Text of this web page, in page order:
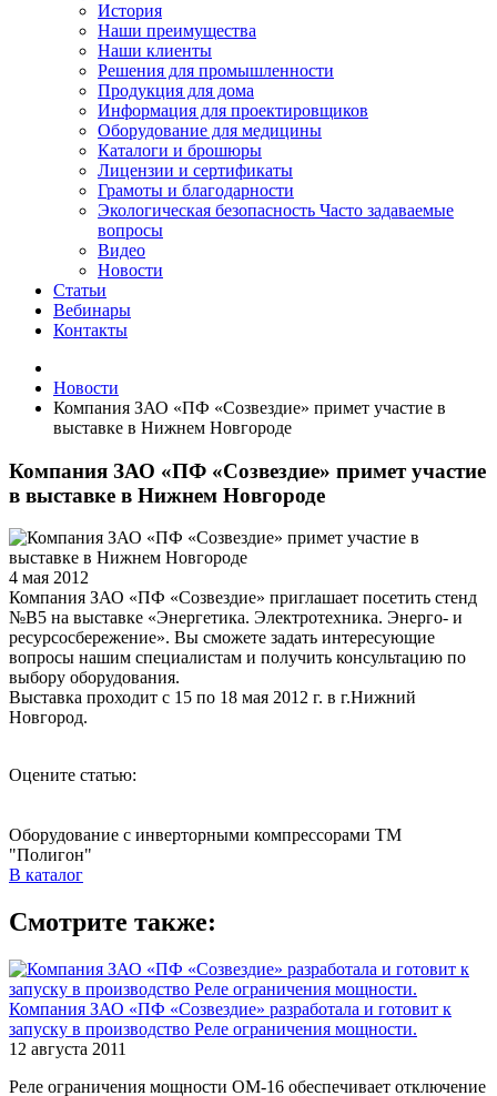
История
Наши преимущества
Наши клиенты
Решения для промышленности
Продукция для дома
Информация для проектировщиков
Оборудование для медицины
Каталоги и брошюры
Лицензии и сертификаты
Грамоты и благодарности
Экологическая безопасность Часто задаваемые
вопросы
Видео
Новости
Статьи
Вебинары
Контакты
Новости
Компания ЗАО «ПФ «Созвездие» примет участие в
выставке в Нижнем Новгороде
Компания ЗАО «ПФ «Созвездие» примет участие
в выставке в Нижнем Новгороде
4 мая 2012
Компания ЗАО «ПФ «Созвездие» приглашает посетить стенд
№В5 на выставке «Энергетика. Электротехника. Энерго- и
ресурсосбережение». Вы сможете задать интересующие
вопросы нашим специалистам и получить консультацию по
выбору оборудования.
Выставка проходит с 15 по 18 мая 2012 г. в г.Нижний
Новгород.
Оцените статью:
Оборудование с инверторными компрессорами ТМ
"Полигон"
В каталог
Смотрите также:
Компания ЗАО «ПФ «Созвездие» разработала и готовит к
запуску в производство Реле ограничения мощности.
12 августа 2011
Реле ограничения мощности ОМ-16 обеспечивает отключение